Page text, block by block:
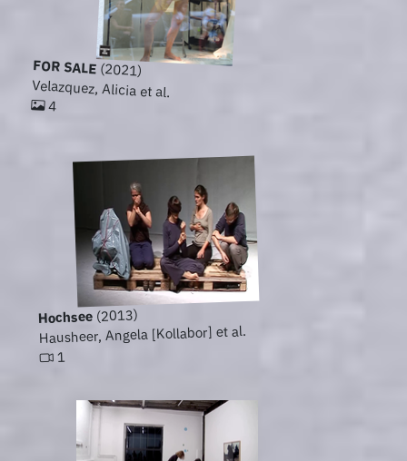
FOR SALE(2021)
Velazquez, Alicia et al.
4
Hochsee(2013)
Hausheer, Angela [Kollabor] et al.
1